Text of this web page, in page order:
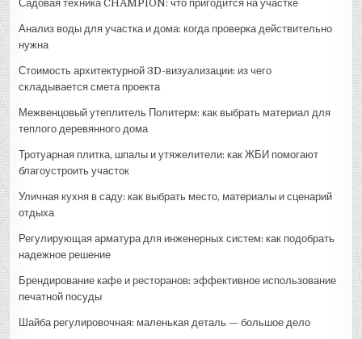
Садовая техника CHAMPION: что пригодится на участке
Анализ воды для участка и дома: когда проверка действительно
нужна
Стоимость архитектурной 3D-визуализации: из чего
складывается смета проекта
Межвенцовый утеплитель Политерм: как выбрать материал для
теплого деревянного дома
Тротуарная плитка, шпалы и утяжелители: как ЖБИ помогают
благоустроить участок
Уличная кухня в саду: как выбрать место, материалы и сценарий
отдыха
Регулирующая арматура для инженерных систем: как подобрать
надежное решение
Брендирование кафе и ресторанов: эффективное использование
печатной посуды
Шайба регулировочная: маленькая деталь — большое дело